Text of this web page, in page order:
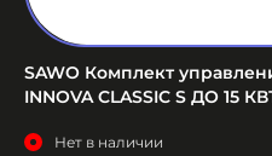
SAWO Комплект
INNOVA CLASSIC S ДО 15
Нет в наличии